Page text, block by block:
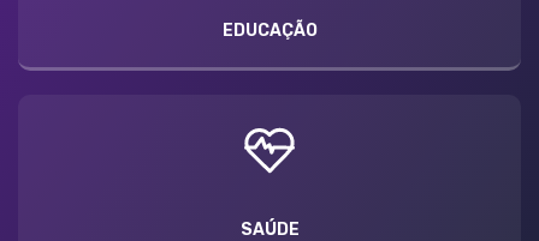
EDUCAÇÃO
SAÚDE